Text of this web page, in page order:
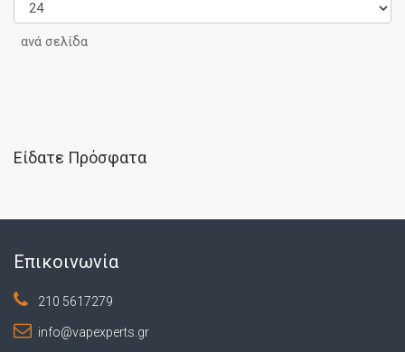
ανά σελίδα
Είδατε Πρόσφατα
Επικοινωνία
210 5617279
info@vapexperts.gr